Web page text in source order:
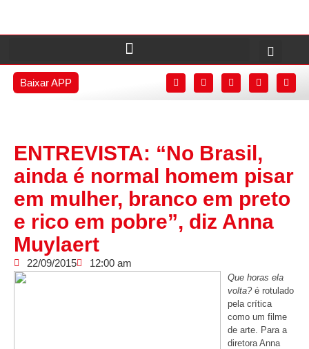
Baixar APP
ENTREVISTA: “No Brasil,
ainda é normal homem pisar
em mulher, branco em preto
e rico em pobre”, diz Anna
Muylaert
22/09/2015 12:00 am
Que horas ela
volta?é rotulado
pela crítica
como um filme
de arte. Para a
diretora Anna